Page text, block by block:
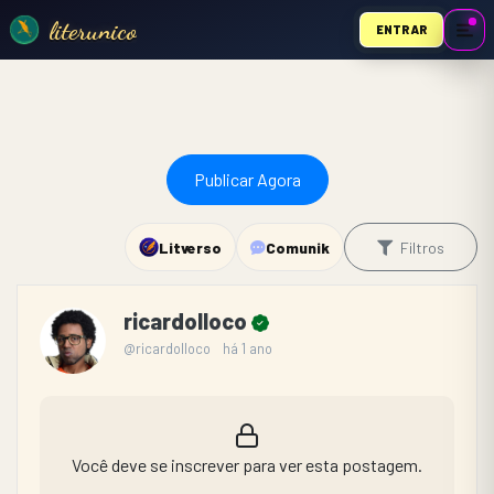
literunico ENTRAR
Publicar Agora
Litverso Comunik Filtros
ricardolloco
@ricardolloco há 1 ano
Você deve se inscrever para ver esta postagem.